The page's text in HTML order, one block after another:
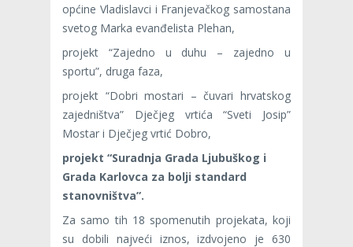
općine Vladislavci i Franjevačkog samostana
svetog Marka evanđelista Plehan,
projekt “Zajedno u duhu – zajedno u
sportu”, druga faza,
projekt “Dobri mostari – čuvari hrvatskog
zajedništva” Dječjeg vrtića “Sveti Josip”
Mostar i Dječjeg vrtić Dobro,
projekt “Suradnja Grada Ljubuškog i
Grada Karlovca za bolji standard
stanovništva”.
Za samo tih 18 spomenutih projekata, koji
su dobili najveći iznos, izdvojeno je 630